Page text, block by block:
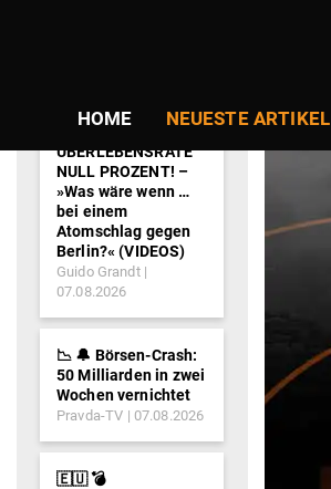
HOME NEUESTE ARTIKEL
ÜBERLEBENSRATE
NULL PROZENT! –
»Was wäre wenn …
bei einem
Atomschlag gegen
Berlin?« (VIDEOS)
Guido Grandt
07.08.2026
📉 🔔 Börsen-Crash:
50 Milliarden in zwei
Wochen vernichtet
Pravda-TV 07.08.2026
🇪🇺 💣